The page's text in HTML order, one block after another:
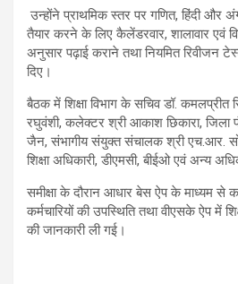
उन्होंने प्राथमिक स्तर पर गणित, हिंदी और
तैयार करने के लिए कैलेंडरवार, शालावार एवं
अनुसार पढ़ाई कराने तथा नियमित रिवीजन
दिए।
बैठक में शिक्षा विभाग के सचिव डॉ.
रघुवंशी, कलेक्टर श्री आकाश छिकारा, जिला
जैन, संभागीय संयुक्त संचालक श्री एच.आर.
शिक्षा अधिकारी, डीएमसी, बीईओ एवं अन्य
समीक्षा के दौरान आधार बेस ऐप के माध्यम से
कर्मचारियों की उपस्थिति तथा वीएसके ऐप में
की जानकारी ली गई।